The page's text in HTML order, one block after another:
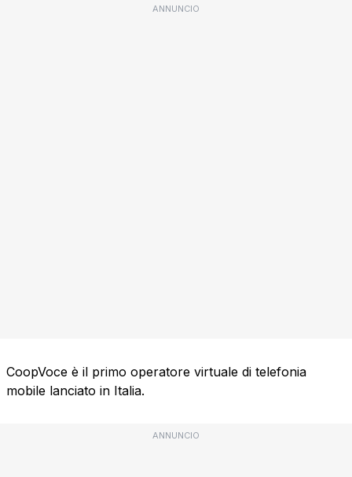
ANNUNCIO
CoopVoce è il primo operatore virtuale di telefonia
mobile lanciato in Italia.
ANNUNCIO